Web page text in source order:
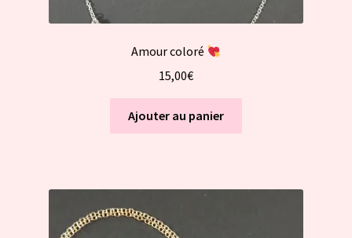
Amour coloré
15,00€
Ajouter au panier